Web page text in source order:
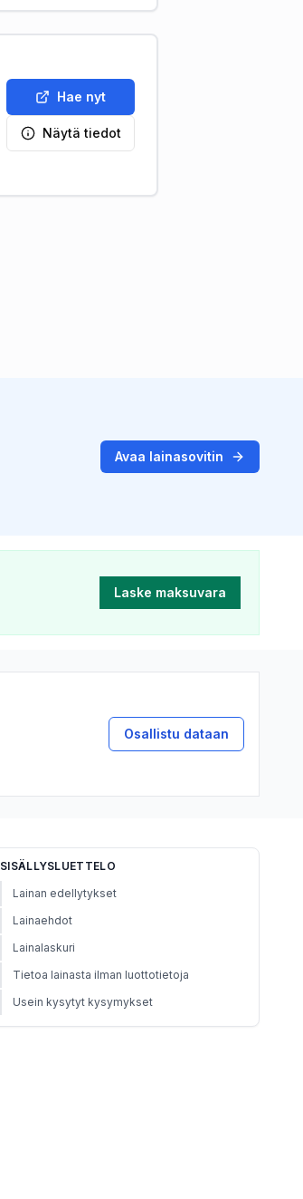
Hae nyt
Näytä tiedot
Avaa lainasovitin
Laske maksuvara
Osallistu dataan
SISÄLLYSLUETTELO
Lainan edellytykset
Lainaehdot
Lainalaskuri
Tietoa lainasta ilman luottotietoja
Usein kysytyt kysymykset